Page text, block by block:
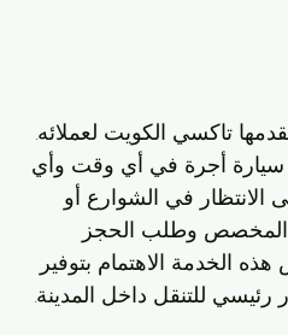
تاكسي الكويت لعملائه.
سيارة أجرة في أي وقت وأي
الانتظار في الشوارع أو
المخصص وطلب الحجز
الخدمة الاهتمام بتوفير
للتنقل داخل المدينة.